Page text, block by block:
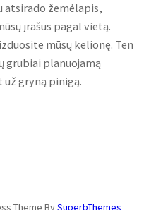
atsirado žemėlapis,
įrašus pagal vietą.
mūsų kelionę. Ten
grubiai planuojamą
gryną pinigą.
Theme BySuperbThemes